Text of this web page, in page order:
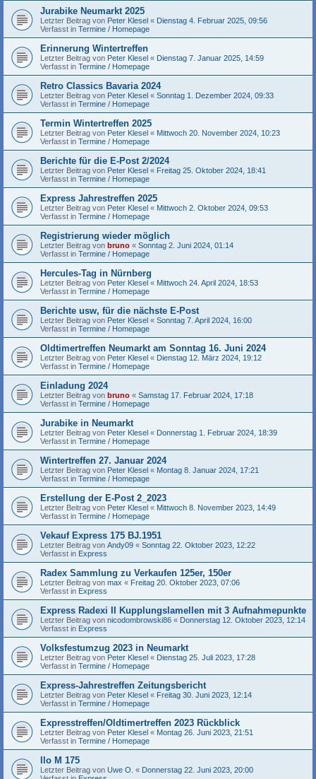
Jurabike Neumarkt 2025
Letzter Beitrag von Peter Klesel « Dienstag 4. Februar 2025, 09:56
Verfasst in Termine / Homepage
Erinnerung Wintertreffen
Letzter Beitrag von Peter Klesel « Dienstag 7. Januar 2025, 14:59
Verfasst in Termine / Homepage
Retro Classics Bavaria 2024
Letzter Beitrag von Peter Klesel « Sonntag 1. Dezember 2024, 09:33
Verfasst in Termine / Homepage
Termin Wintertreffen 2025
Letzter Beitrag von Peter Klesel « Mittwoch 20. November 2024, 10:23
Verfasst in Termine / Homepage
Berichte für die E-Post 2/2024
Letzter Beitrag von Peter Klesel « Freitag 25. Oktober 2024, 18:41
Verfasst in Termine / Homepage
Express Jahrestreffen 2025
Letzter Beitrag von Peter Klesel « Mittwoch 2. Oktober 2024, 09:53
Verfasst in Termine / Homepage
Registrierung wieder möglich
Letzter Beitrag von bruno « Sonntag 2. Juni 2024, 01:14
Verfasst in Termine / Homepage
Hercules-Tag in Nürnberg
Letzter Beitrag von Peter Klesel « Mittwoch 24. April 2024, 18:53
Verfasst in Termine / Homepage
Berichte usw, für die nächste E-Post
Letzter Beitrag von Peter Klesel « Sonntag 7. April 2024, 16:00
Verfasst in Termine / Homepage
Oldtimertreffen Neumarkt am Sonntag 16. Juni 2024
Letzter Beitrag von Peter Klesel « Dienstag 12. März 2024, 19:12
Verfasst in Termine / Homepage
Einladung 2024
Letzter Beitrag von bruno « Samstag 17. Februar 2024, 17:18
Verfasst in Termine / Homepage
Jurabike in Neumarkt
Letzter Beitrag von Peter Klesel « Donnerstag 1. Februar 2024, 18:39
Verfasst in Termine / Homepage
Wintertreffen 27. Januar 2024
Letzter Beitrag von Peter Klesel « Montag 8. Januar 2024, 17:21
Verfasst in Termine / Homepage
Erstellung der E-Post 2_2023
Letzter Beitrag von Peter Klesel « Mittwoch 8. November 2023, 14:49
Verfasst in Termine / Homepage
Vekauf Express 175 BJ.1951
Letzter Beitrag von Andy09 « Sonntag 22. Oktober 2023, 12:22
Verfasst in Express
Radex Sammlung zu Verkaufen 125er, 150er
Letzter Beitrag von max « Freitag 20. Oktober 2023, 07:06
Verfasst in Express
Express Radexi II Kupplungslamellen mit 3 Aufnahmepunkte
Letzter Beitrag von nicodombrowski86 « Donnerstag 12. Oktober 2023, 12:14
Verfasst in Express
Volksfestumzug 2023 in Neumarkt
Letzter Beitrag von Peter Klesel « Dienstag 25. Juli 2023, 17:28
Verfasst in Termine / Homepage
Express-Jahrestreffen Zeitungsbericht
Letzter Beitrag von Peter Klesel « Freitag 30. Juni 2023, 12:14
Verfasst in Termine / Homepage
Expresstreffen/Oldtimertreffen 2023 Rückblick
Letzter Beitrag von Peter Klesel « Montag 26. Juni 2023, 21:51
Verfasst in Termine / Homepage
Ilo M 175
Letzter Beitrag von Uwe O. « Donnerstag 22. Juni 2023, 20:00